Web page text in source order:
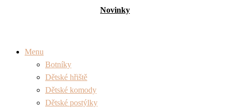
Novinky
Menu
Botníky
Dětské hřiště
Dětské komody
Dětské postýlky